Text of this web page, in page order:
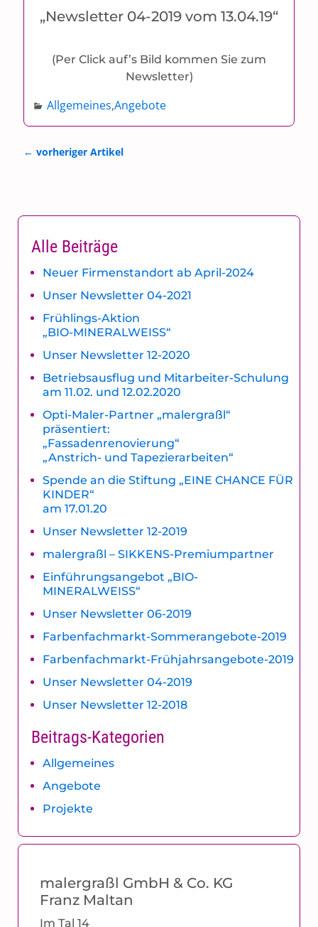
„Newsletter 04-2019 vom 13.04.19“
(Per Click auf’s Bild kommen Sie zum
Newsletter)
Allgemeines,Angebote
← vorheriger Artikel
Alle Beiträge
Neuer Firmenstandort ab April-2024
Unser Newsletter 04-2021
Frühlings-Aktion
„BIO-MINERALWEISS“
Unser Newsletter 12-2020
Betriebsausflug und Mitarbeiter-Schulung
am 11.02. und 12.02.2020
Opti-Maler-Partner „malergraßl“
präsentiert:
„Fassadenrenovierung“
„Anstrich- und Tapezierarbeiten“
Spende an die Stiftung „EINE CHANCE FÜR
KINDER“
am 17.01.20
Unser Newsletter 12-2019
malergraßl – SIKKENS-Premiumpartner
Einführungsangebot „BIO-
MINERALWEISS“
Unser Newsletter 06-2019
Farbenfachmarkt-Sommerangebote-2019
Farbenfachmarkt-Frühjahrsangebote-2019
Unser Newsletter 04-2019
Unser Newsletter 12-2018
Beitrags-Kategorien
Allgemeines
Angebote
Projekte
malergraßl GmbH & Co. KG
Franz Maltan
Im Tal 14